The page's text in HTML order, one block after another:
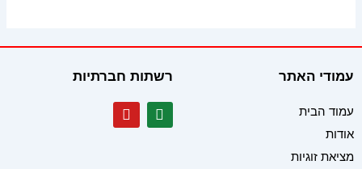
עמודי האתר
עמוד הבית
אודות
מציאת זוגיות
רשתות חברתיות
W
h
Y
o